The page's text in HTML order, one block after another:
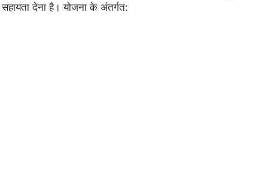
सहायता देना है। योजना के अंतर्गत: